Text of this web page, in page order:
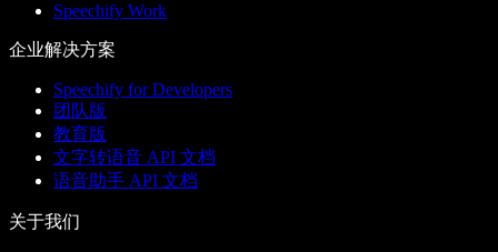
Speechify Work
企业解决方案
Speechify for Developers
团队版
教育版
文字转语音 API 文档
语音助手 API 文档
关于我们